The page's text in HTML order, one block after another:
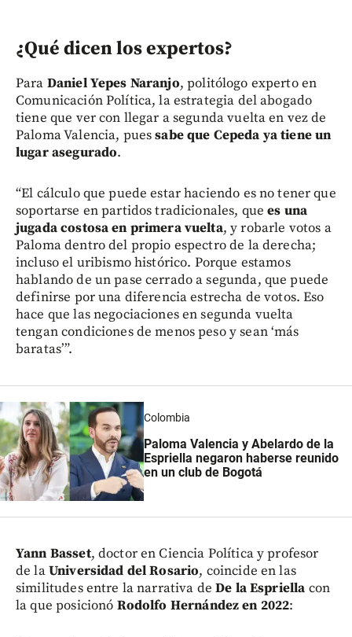
¿Qué dicen los expertos?
Para Daniel Yepes Naranjo, politólogo experto en
Comunicación Política, la estrategia del abogado
tiene que ver con llegar a segunda vuelta en vez de
Paloma Valencia, puessabe que Cepeda ya tiene un
lugar asegurado.
“El cálculo que puede estar haciendo es no tener que
soportarse en partidos tradicionales, quees una
jugada costosa en primera vuelta, y robarle votos a
Paloma dentro del propio espectro de la derecha;
incluso el uribismo histórico. Porque estamos
hablando de un pase cerrado a segunda, que puede
definirse por una diferencia estrecha de votos. Eso
hace que las negociaciones en segunda vuelta
tengan condiciones de menos peso y sean ‘más
baratas’”.
Colombia
Paloma Valencia y Abelardo de la
Espriella negaron haberse reunido
en un club de Bogotá
Yann Basset, doctor en Ciencia Política y profesor
de laUniversidad del Rosario, coincide en las
similitudes entre la narrativa deDe la Espriella con
la que posicionó Rodolfo Hernández en 2022: